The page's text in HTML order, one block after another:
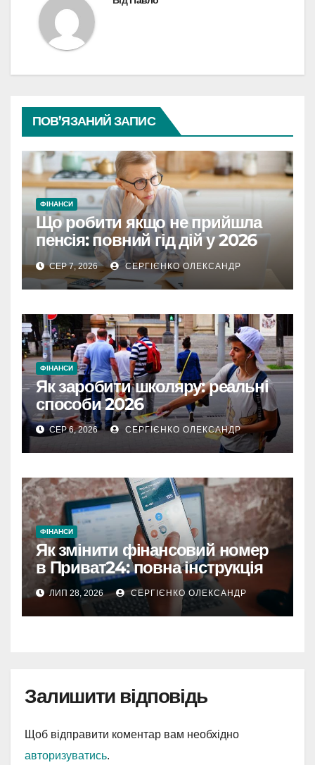
ПОВ’ЯЗАНИЙ ЗАПИС
ФІНАНСИ
Що робити якщо не прийшла
пенсія: повний гід дій у 2026
році
СЕР 7, 2026 СЕРГІЄНКО ОЛЕКСАНДР
ФІНАНСИ
Як заробити школяру: реальні
способи 2026
СЕР 6, 2026 СЕРГІЄНКО ОЛЕКСАНДР
ФІНАНСИ
Як змінити фінансовий номер
в Приват24: повна інструкція
ЛИП 28, 2026 СЕРГІЄНКО ОЛЕКСАНДР
Залишити відповідь
Щоб відправити коментар вам необхідно
авторизуватись.